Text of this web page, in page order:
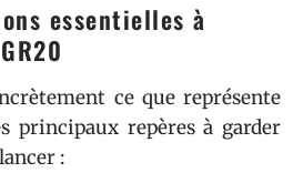
essentielles à
ce que représente
principaux repères à garder
: